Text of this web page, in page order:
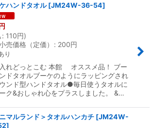
ハンドタオル [JM24W-36-54]
: 110円)
売価格（定価）
: 200円
り
れどっとこむ 本館 オススメ品！ ブー
ドタオルブーケのようにラッピングされ
ンド型ハンドタオル●毎日使うタオルに
ク&おしゃれ心をプラスしました。 &…
マルランド＞タオルハンカチ [JM24W-
]